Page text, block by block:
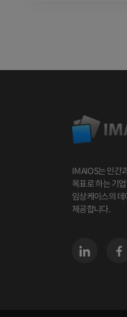
IMAIOS는 인간
목표로 하는 기
임상케이스의
제공합니다.